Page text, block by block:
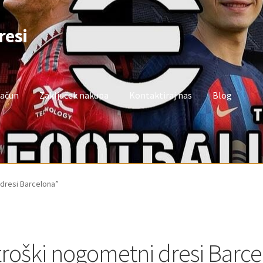
Zaključek nakupa Kontaktiraj nas Blog
račun Trgovina
Barcelona”
nogometni dresi